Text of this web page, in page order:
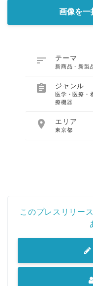
画像を一
 テーマ
新商品・新製
 ジャンル
医学・医療・
療機器
 エリア
東京都
このプレスリリー